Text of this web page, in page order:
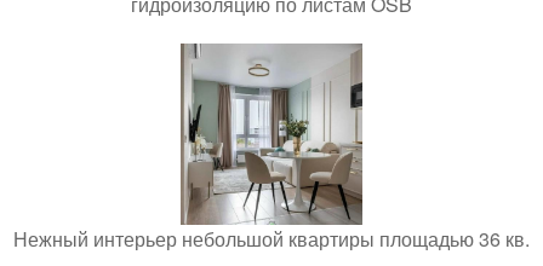
Нежный интерьер небольшой квартиры площадью 36 кв.